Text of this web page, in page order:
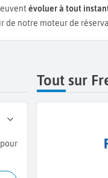
évoluer à tout
de notre moteur de
Tout sur